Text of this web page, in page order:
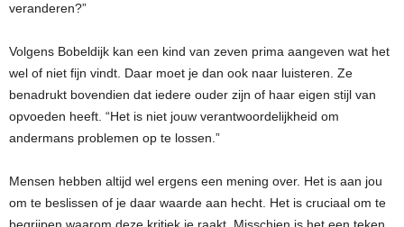
veranderen?”
Volgens Bobeldijk kan een kind van zeven prima aangeven wat het
wel of niet fijn vindt. Daar moet je dan ook naar luisteren. Ze
benadrukt bovendien dat iedere ouder zijn of haar eigen stijl van
opvoeden heeft. “Het is niet jouw verantwoordelijkheid om
andermans problemen op te lossen.”
Mensen hebben altijd wel ergens een mening over. Het is aan jou
om te beslissen of je daar waarde aan hecht. Het is cruciaal om te